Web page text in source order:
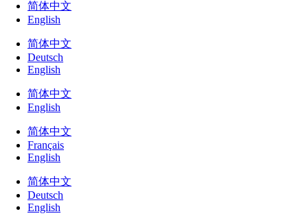
简体中文
English
简体中文
Deutsch
English
简体中文
English
简体中文
Français
English
简体中文
Deutsch
English